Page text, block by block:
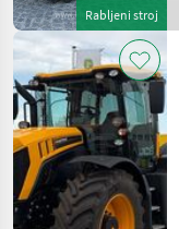
Rabljeni stroj